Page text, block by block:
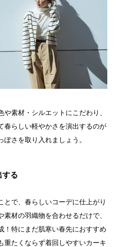
素材・シルエットにこだわり、
春らしい軽やかさを演出するのが
さを取り入れましょう。
する
とで、春らしいコーデに仕上がり
材の羽織物を合わせるだけで、
！特にまだ肌寒い春先におすすめ
重たくならず着回しやすいカーキ